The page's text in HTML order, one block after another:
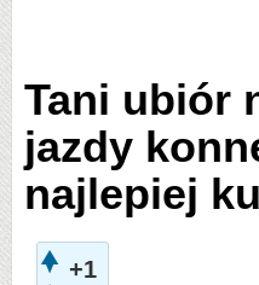
Tani ubiór
jazdy
najlepiej
+1